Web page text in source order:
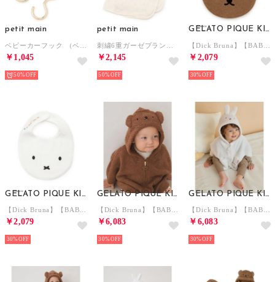
petit main
￥1,045
50%
petit main
￥2,145
50%
GELATO PIQUE KIDS & BABY
￥2,079
30%
GELATO PIQUE KIDS & BABY
￥2,079
30%
GELATO PIQUE KIDS & BABY
￥6,083
30%
GELATO PIQUE KIDS & BABY
￥6,083
30%